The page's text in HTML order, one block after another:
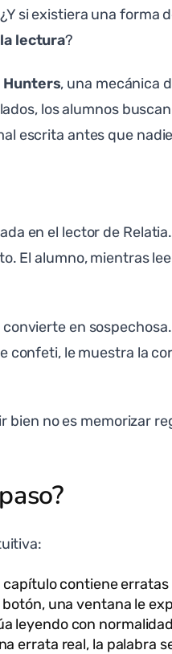
si existiera una
lectura?
Hunters, una mecánica
los alumnos
escrita antes que
en el lector de
El alumno, mientras
en
confeti, le muestra la
bien no es memorizar
capítulo contiene
botón, una ventana le
leyendo con
errata real, la palabra